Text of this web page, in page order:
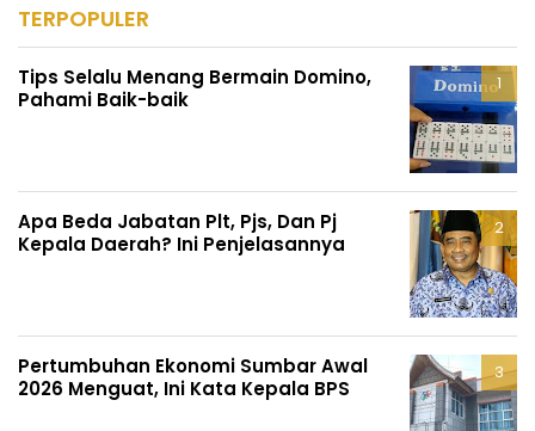
TERPOPULER
Tips Selalu Menang Bermain Domino,
Pahami Baik-baik
Apa Beda Jabatan Plt, Pjs, Dan Pj
Kepala Daerah? Ini Penjelasannya
Pertumbuhan Ekonomi Sumbar Awal
2026 Menguat, Ini Kata Kepala BPS